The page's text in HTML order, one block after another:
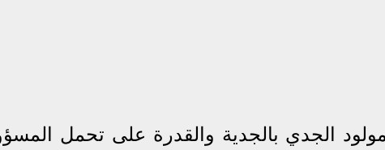
الجدي بالجدية والقدرة على تحمل